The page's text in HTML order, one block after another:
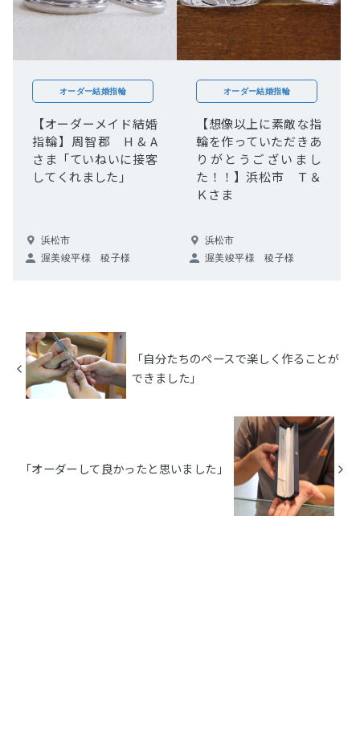
オーダー結婚指輪
【オーダーメイド結婚
指輪】周智郡 H & A
さま「ていねいに接客
してくれました」
浜松市
渥美竣平様 稜子様
オーダー結婚指輪
【想像以上に素敵な指
輪を作っていただきあ
りがとうございまし
た！！】浜松市 Ｔ＆
Ｋさま
浜松市
渥美竣平様 稜子様
「自分たちのペースで楽しく作ることが
できました」
「オーダーして良かったと思いました」